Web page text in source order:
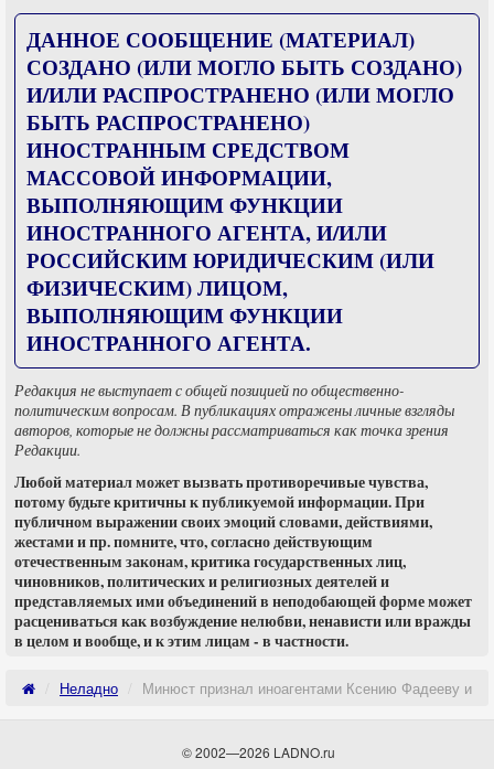
ДАННОЕ СООБЩЕНИЕ (МАТЕРИАЛ)
СОЗДАНО (ИЛИ МОГЛО БЫТЬ СОЗДАНО)
И/ИЛИ РАСПРОСТРАНЕНО (ИЛИ МОГЛО
БЫТЬ РАСПРОСТРАНЕНО)
ИНОСТРАННЫМ СРЕДСТВОМ
МАССОВОЙ ИНФОРМАЦИИ,
ВЫПОЛНЯЮЩИМ ФУНКЦИИ
ИНОСТРАННОГО АГЕНТА, И/ИЛИ
РОССИЙСКИМ ЮРИДИЧЕСКИМ (ИЛИ
ФИЗИЧЕСКИМ) ЛИЦОМ,
ВЫПОЛНЯЮЩИМ ФУНКЦИИ
ИНОСТРАННОГО АГЕНТА.
Редакция не выступает с общей позицией по общественно-
политическим вопросам. В публикациях отражены личные взгляды
авторов, которые не должны рассматриваться как точка зрения
Редакции.
Любой материал может вызвать противоречивые чувства,
потому будьте критичны к публикуемой информации. При
публичном выражении своих эмоций словами, действиями,
жестами и пр. помните, что, согласно действующим
отечественным законам, критика государственных лиц,
чиновников, политических и религиозных деятелей и
представляемых ими объединений в неподобающей форме может
расцениваться как возбуждение нелюбви, ненависти или вражды
в целом и вообще, и к этим лицам - в частности.
Неладно Минюст признал иноагентами Ксению Фадееву и
© 2002—2026 LADNO.ru